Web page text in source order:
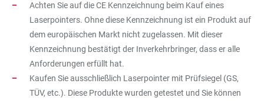
Achten Sie auf die CE Kennzeichnung beim Kauf eines
Laserpointers. Ohne diese Kennzeichnung ist ein Produkt auf
dem europäischen Markt nicht zugelassen. Mit dieser
Kennzeichnung bestätigt der Inverkehrbringer, dass er alle
Anforderungen erfüllt hat.
Kaufen Sie ausschließlich Laserpointer mit Prüfsiegel (GS,
TÜV, etc.). Diese Produkte wurden getestet und Sie können